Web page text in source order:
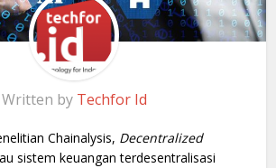
Written by Techfor Id
Chainalysis, Decentralized
sistem keuangan terdesentralisasi